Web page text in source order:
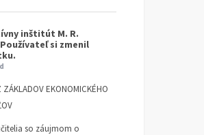
inštitút M. R.
Používateľ si zmenil
EKONOMICKÉHO
so záujmom o